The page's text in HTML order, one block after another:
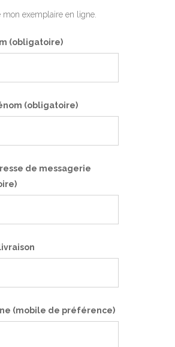
mon exemplaire en ligne.
(obligatoire)
(obligatoire)
de messagerie
(mobile de préférence)